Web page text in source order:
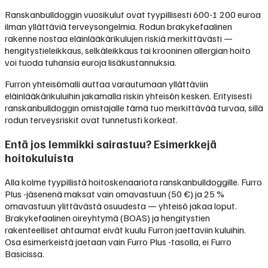
Ranskanbulldoggin vuosikulut ovat tyypillisesti 600-1 200 euroa
ilman yllättäviä terveysongelmia. Rodun brakykefaalinen
rakenne nostaa eläinlääkärikulujen riskiä merkittävästi —
hengitystieleikkaus, selkäleikkaus tai krooninen allergian hoito
voi tuoda tuhansia euroja lisäkustannuksia.
Furron yhteisömalli auttaa varautumaan yllättäviin
eläinlääkärikuluihin jakamalla riskin yhteisön kesken. Erityisesti
ranskanbulldoggin omistajalle tämä tuo merkittävää turvaa, sillä
rodun terveysriskit ovat tunnetusti korkeat.
Entä jos lemmikki sairastuu? Esimerkkejä
hoitokuluista
Alla kolme tyypillistä hoitoskenaariota ranskanbulldoggille. Furro
Plus -jäsenenä maksat vain omavastuun (50 €) ja 25 %
omavastuun ylittävästä osuudesta — yhteisö jakaa loput.
Brakykefaalinen oireyhtymä (BOAS) ja hengitystien
rakenteelliset ahtaumat eivät kuulu Furron jaettaviin kuluihin.
Osa esimerkeistä jaetaan vain Furro Plus -tasolla, ei Furro
Basicissa.